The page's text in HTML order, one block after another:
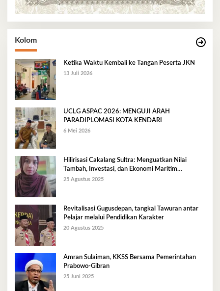
Kolom
Ketika Waktu Kembali ke Tangan Peserta JKN
13 Juli 2026
UCLG ASPAC 2026: MENGUJI ARAH
PARADIPLOMASI KOTA KENDARI
6 Mei 2026
Hilirisasi Cakalang Sultra: Menguatkan Nilai
Tambah, Investasi, dan Ekonomi Maritim
Berkelanjutan
25 Agustus 2025
Revitalisasi Gugusdepan, tangkal Tawuran antar
Pelajar melalui Pendidikan Karakter
20 Agustus 2025
Amran Sulaiman, KKSS Bersama Pemerintahan
Prabowo-Gibran
25 Juni 2025